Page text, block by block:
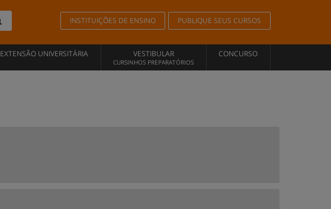
INSTITUIÇÕES DE ENSINO PUBLIQUE SEUS CURSOS
EXTENSÃO UNIVERSITÁRIA VESTIBULAR
CURSINHOS PREPARATÓRIOS
CONCURSO